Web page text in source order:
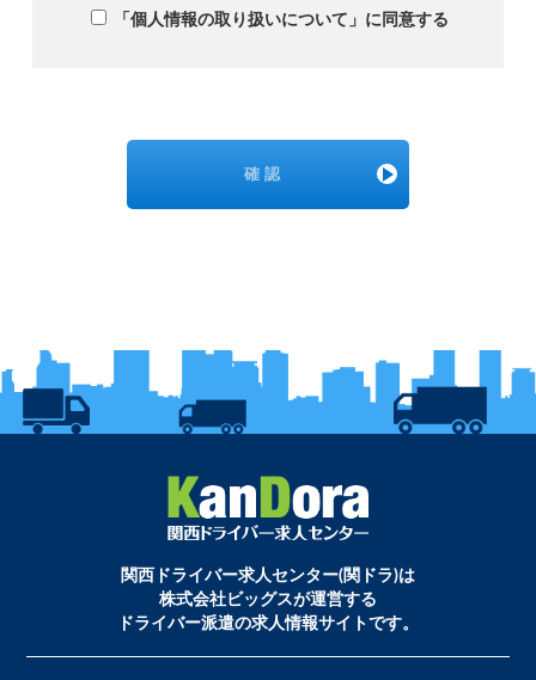
望があれば下記までお問合せ下さい。 個人情報の提
「個人情報の取り扱いについて」に同意する
関西ドライバー求人センター(関ドラ)は
株式会社ビッグスが運営する
ドライバー派遣の求人情報サイトです。